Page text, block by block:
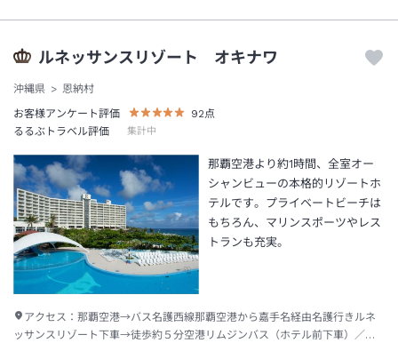
ルネッサンスリゾート オキナワ
沖縄県
恩納村
お客様アンケート評価
92点
るるぶトラベル評価
集計中
那覇空港より約1時間、全室オー
シャンビューの本格的リゾートホ
テルです。プライベートビーチは
もちろん、マリンスポーツやレス
トランも充実。
アクセス： 那覇空港→バス名護西線那覇空港から嘉手名経由名護行きルネ
ッサンスリゾート下車→徒歩約５分空港リムジンバス（ホテル前下車）／沖